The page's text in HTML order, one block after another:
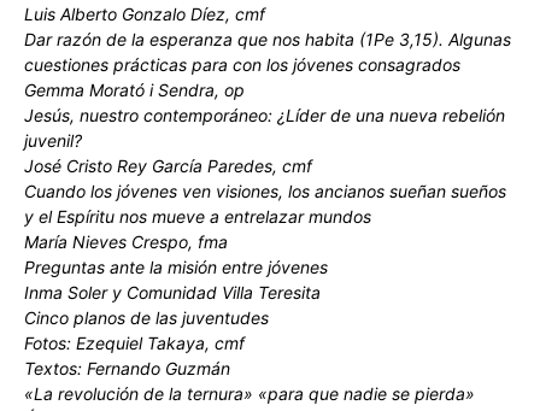
Luis Alberto Gonzalo Díez, cmf
Dar razón de la esperanza que nos habita (1Pe 3,15). Algunas
cuestiones prácticas para con los jóvenes consagrados
Gemma Morató i Sendra, op
Jesús, nuestro contemporáneo: ¿Líder de una nueva rebelión
juvenil?
José Cristo Rey García Paredes, cmf
Cuando los jóvenes ven visiones, los ancianos sueñan sueños
y el Espíritu nos mueve a entrelazar mundos
María Nieves Crespo, fma
Preguntas ante la misión entre jóvenes
Inma Soler y Comunidad Villa Teresita
Cinco planos de las juventudes
Fotos: Ezequiel Takaya, cmf
Textos: Fernando Guzmán
«La revolución de la ternura» «para que nadie se pierda»